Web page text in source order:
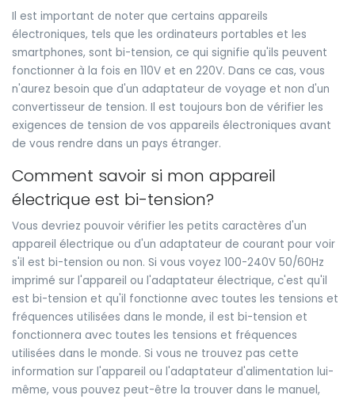
Il est important de noter que certains appareils
électroniques, tels que les ordinateurs portables et les
smartphones, sont bi-tension, ce qui signifie qu'ils peuvent
fonctionner à la fois en 110V et en 220V. Dans ce cas, vous
n'aurez besoin que d'un adaptateur de voyage et non d'un
convertisseur de tension. Il est toujours bon de vérifier les
exigences de tension de vos appareils électroniques avant
de vous rendre dans un pays étranger.
Comment savoir si mon appareil
électrique est bi-tension?
Vous devriez pouvoir vérifier les petits caractères d'un
appareil électrique ou d'un adaptateur de courant pour voir
s'il est bi-tension ou non. Si vous voyez 100-240V 50/60Hz
imprimé sur l'appareil ou l'adaptateur électrique, c'est qu'il
est bi-tension et qu'il fonctionne avec toutes les tensions et
fréquences utilisées dans le monde, il est bi-tension et
fonctionnera avec toutes les tensions et fréquences
utilisées dans le monde. Si vous ne trouvez pas cette
information sur l'appareil ou l'adaptateur d'alimentation lui-
même, vous pouvez peut-être la trouver dans le manuel,